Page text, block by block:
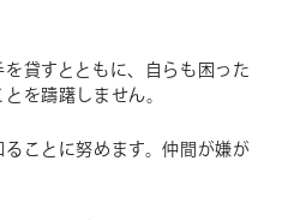
貸すとともに、自らも困った
を躊躇しません。
ことに努めます。仲間が嫌が